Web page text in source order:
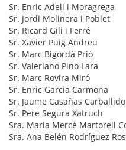
Sr. Enric Adell i Moragrega
Sr. Jordi Molinera i Poblet
Sr. Ricard Gili i Ferré
Sr. Xavier Puig Andreu
Sr. Marc Bigordà Prió
Sr. Valeriano Pino Lara
Sr. Marc Rovira Miró
Sr. Enric Garcia Carmona
Sr. Jaume Casañas Carballido
Sr. Pere Segura Xatruch
Sra. Maria Mercè Martorell
Sra. Ana Belén Rodríguez Ros